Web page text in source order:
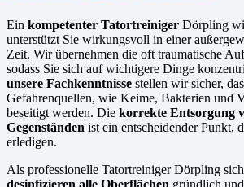
Ein kompetenter Tatortreiniger Dörpling
unterstützt Sie wirkungsvoll in einer
Zeit. Wir übernehmen die oft traumatische
sodass Sie sich auf wichtigere Dinge
unsere Fachkenntnisse stellen wir sicher,
Gefahrenquellen, wie Keime, Bakterien und
beseitigt werden. Die korrekte Entsorgung
Gegenständen ist ein entscheidender Punkt,
erledigen.
Als professionelle Tatortreiniger Dörpling
desinfizieren alle Oberflächen gründlich und